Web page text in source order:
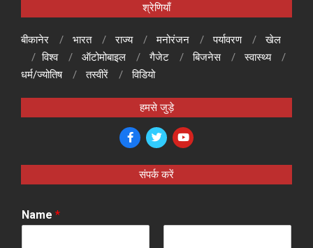
श्रेणियाँ
बीकानेर भारत राज्य मनोरंजन पर्यावरण
खेल
विश्व
ऑटोमोबाइल गैजेट बिजनेस
स्वास्थ्य
धर्म/ज्योतिष
तस्वीरें विडियो
हमसे जुड़े
संपर्क करें
Name *